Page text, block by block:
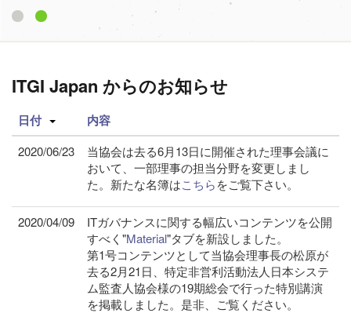
ITGI Japan からのお知らせ
日付 内容
2020/06/23
当協会は去る6月13日に開催された理事会議に
おいて、一部理事の担当分野を変更しまし
た。新たな名簿はこちらをご覧下さい。
2020/04/09
ITガバナンスに関する幅広いコンテンツを公開
すべく"Material"タブを新設しました。
第1号コンテンツとして当協会理事長の松原が
去る2月21日、特定非営利活動法人日本システ
ム監査人協会様の19期総会で行った特別講演
を掲載しました。是非、ご覧ください。